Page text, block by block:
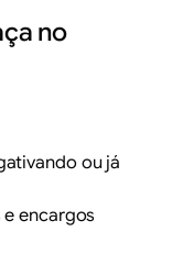
no
ou já
e encargos